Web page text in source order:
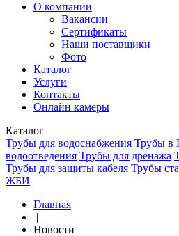
О компании
Вакансии
Сертификаты
Наши поставщики
Фото
Каталог
Услуги
Контакты
Онлайн камеры
Каталог
Трубы для водоснабжения Трубы в
водоотведения Трубы для дренажа
Трубы для защиты кабеля Трубы
ЖБИ
Главная
|
Новости